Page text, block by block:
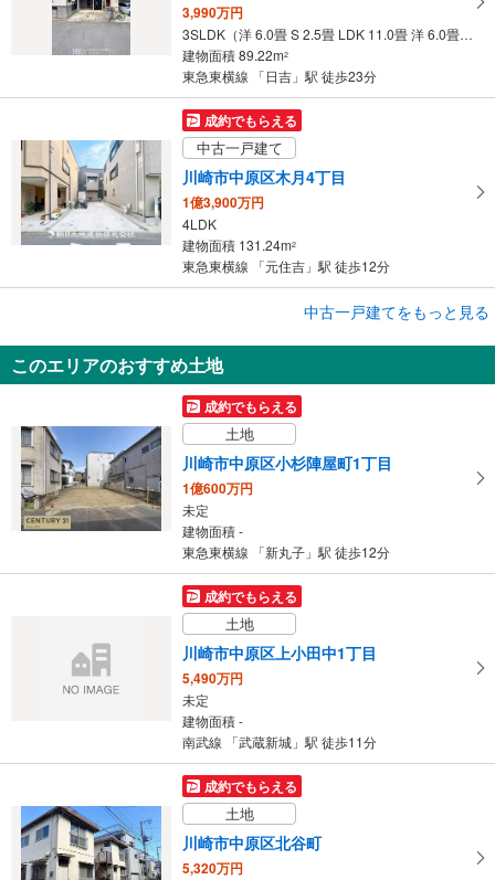
3,990万円
3SLDK（洋 6.0畳 S 2.5畳 LDK 11.0畳 洋 6.0畳 和 6.0畳）
建物面積 89.22m2
東急東横線 「日吉」駅 徒歩23分
成約でもらえる
中古一戸建て
川崎市中原区木月4丁目
1億3,900万円
4LDK
建物面積 131.24m2
東急東横線 「元住吉」駅 徒歩12分
川崎市中原区上平間
5,680万円
3LDK＋S
建物面積 99.91m
南武線 「鹿島田」駅 徒歩15分
中古一戸建てをもっと見る
このエリアのおすすめ土地
成約でもらえる
土地
川崎市中原区小杉陣屋町1丁目
1億600万円
未定
建物面積 -
東急東横線 「新丸子」駅 徒歩12分
成約でもらえる
土地
川崎市中原区上小田中1丁目
5,490万円
未定
建物面積 -
南武線 「武蔵新城」駅 徒歩11分
成約でもらえる
土地
川崎市中原区北谷町
5,320万円